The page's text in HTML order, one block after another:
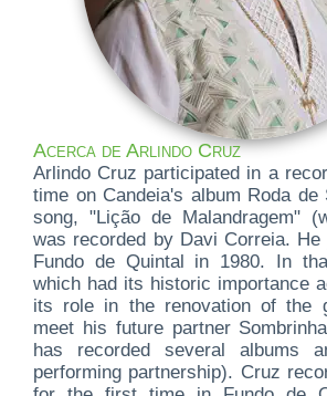
Acerca de Arlindo Cruz
Arlindo Cruz participated in a
time on Candeia's album Roda
song, "Lição de Malandragem"
was recorded by Davi Correia. He
Fundo de Quintal in 1980. In
which had its historic importance
its role in the renovation of the
meet his future partner
has recorded several albums
performing partnership). Cruz